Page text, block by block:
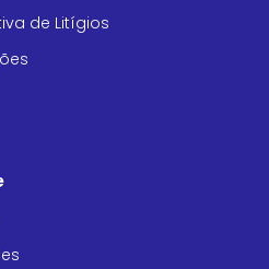
de Litígios